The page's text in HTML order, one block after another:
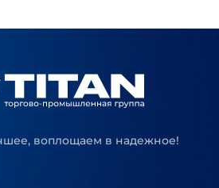
воплощаем в надежное!